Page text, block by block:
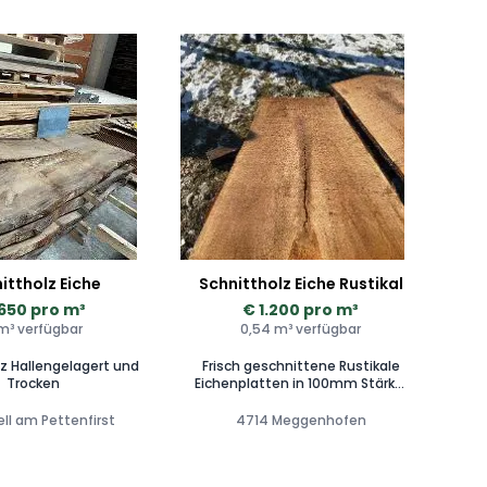
Eiche
pro m³
verfügbar
Hallengelagert und
Trocken
am Pettenfirst
Schnittholz Eiche Rustikal
€ 1.200 pro m³
0,54 m³ verfügbar
Frisch geschnittene Rustikale
Eichenplatten in 100mm Stärke.
4714 Meggenhofen